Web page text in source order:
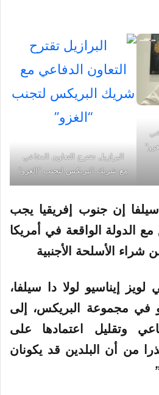
البرازيل تقترح التعاون الدفاعي
مع شريك البريكس لتجنب "الغزو"
إن جنوب إفريقيا يجب
الدولة الواقعة في أمريكا
شراء الأسلحة الأجنبية
لويز إيناسيو لولا دا سيلفا،
في مجموعة البريكس، إلى
وتقليل اعتمادها على
من أن البلدين قد يكونان